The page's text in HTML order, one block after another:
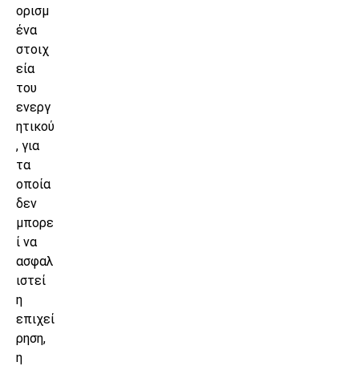
ορισμ
ένα
στοιχ
εία
του
ενεργ
ητικού
, για
τα
οποία
δεν
μπορε
ί να
ασφαλ
ιστεί
η
επιχεί
ρηση,
η